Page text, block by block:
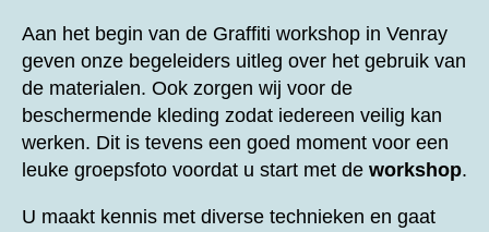
Aan het begin van de Graffiti workshop in Venray
geven onze begeleiders uitleg over het gebruik van
de materialen. Ook zorgen wij voor de
beschermende kleding zodat iedereen veilig kan
werken. Dit is tevens een goed moment voor een
leuke groepsfoto voordat u start met de workshop.
U maakt kennis met diverse technieken en gaat